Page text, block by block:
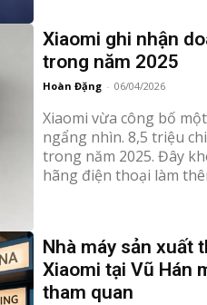
Xiaomi ghi nhận
trong năm 2025
Hoàn Đặng - 06/04/2026
Xiaomi vừa công bố
ngẩng nhìn. 8,5 triệu
trong năm 2025. Đây
hãng điện thoại làm
Nhà máy sản xuất
Xiaomi tại Vũ Hán
tham quan